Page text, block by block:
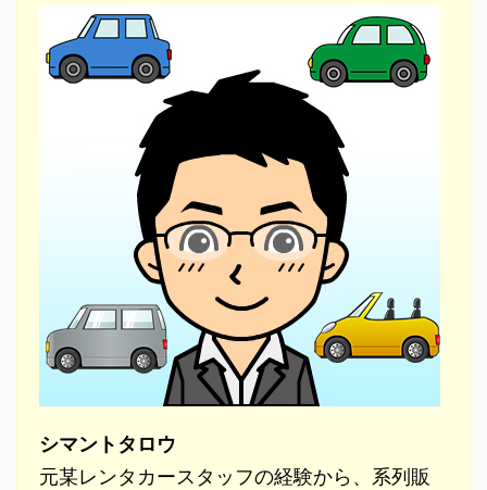
シマントタロウ
元某レンタカースタッフの経験から、系列販